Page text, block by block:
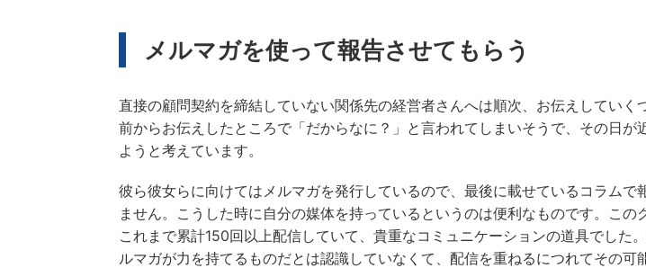
メルマガを使って報告させてもらう
直接の顧問契約を締結していない関係先の経営者さんへは順次、お伝えしていく
前からお伝えしたところで「だからなに？」と言われてしまいそうで、その日が
ようと考えています。
彼ら彼女らに向けてはメルマガを発行しているので、最後に載せているコラムで
ません。こうした時に自分の媒体を持っているというのは便利なものです。この
これまで累計150回以上配信していて、貴重なコミュニケーションの道具でした
ルマガが力を持てるものだとは認識していなくて、配信を重ねるにつれてその可